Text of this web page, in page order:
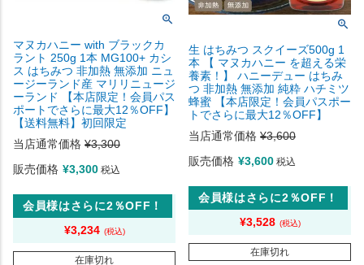
マヌカハニー with ブラックカ
ラント 250g 1本 MG100+ カシ
ス はちみつ 非加熱 無添加 ニュ
ージーランド産 マリリニュージ
ーランド 【本店限定！会員パス
ポートでさらに最大12％OFF】
【送料無料】初回限定
当店通常価格 ¥3,300
販売価格 ¥3,300 税込
会員様はさらに2％OFF！
¥3,234
在庫切れ
生 はちみつ スクイーズ500g 1
本 【 マヌカハニー を超える栄
養素！】 ハニーデュー はちみ
つ 非加熱 無添加 純粋 ハチミツ
蜂蜜 【本店限定！会員パスポー
トでさらに最大12％OFF】
当店通常価格 ¥3,600
販売価格 ¥3,600 税込
会員様はさらに2％OFF！
¥3,528
在庫切れ